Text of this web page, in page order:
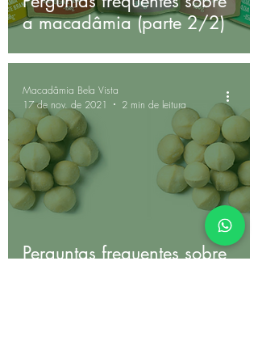
a macadâmia (parte 2/2)
Perguntas frequentes sobre
Macadâmia Bela Vista
17 de nov. de 2021
2 min de leitura